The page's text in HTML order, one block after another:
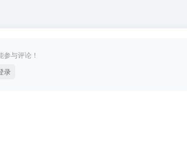
与评论！
录